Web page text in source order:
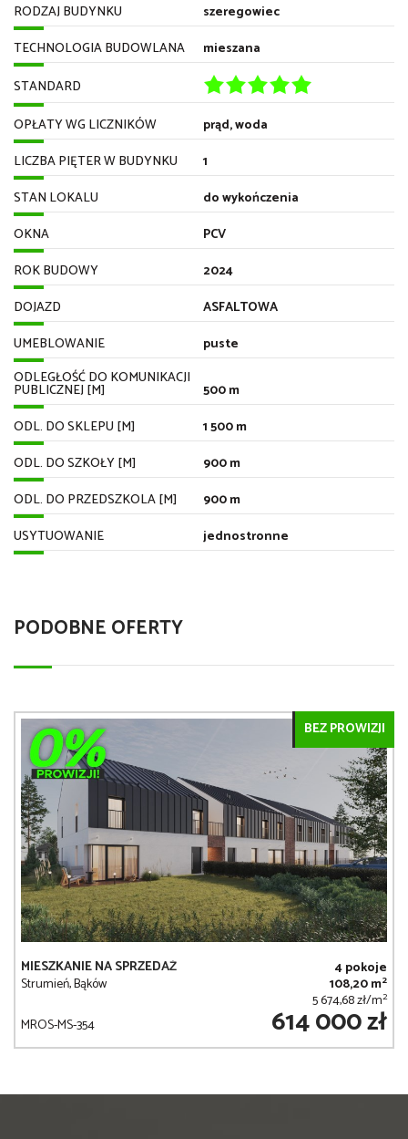
RODZAJ BUDYNKU
szeregowiec
TECHNOLOGIA BUDOWLANA
mieszana
STANDARD
OPŁATY WG LICZNIKÓW
prąd, woda
LICZBA PIĘTER W BUDYNKU
1
STAN LOKALU
do wykończenia
OKNA
PCV
ROK BUDOWY
2024
DOJAZD
ASFALTOWA
UMEBLOWANIE
puste
ODLEGŁOŚĆ DO KOMUNIKACJI
PUBLICZNEJ [M]
500 m
ODL. DO SKLEPU [M]
1 500 m
ODL. DO SZKOŁY [M]
900 m
ODL. DO PRZEDSZKOLA [M]
900 m
USYTUOWANIE
jednostronne
PODOBNE OFERTY
BEZ PROWIZJI
MIESZKANIE NA SPRZEDAŻ
Strumień, Bąków
4 pokoje
108,20 m2
5 674,68 zł/m2
MROS-MS-354 614 000 zł